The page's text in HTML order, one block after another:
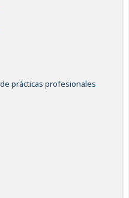
prácticas profesionales